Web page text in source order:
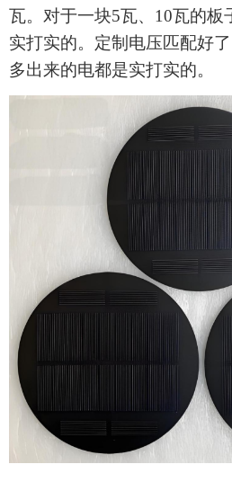
瓦。对于一块5瓦、10瓦的板
实打实的。定制电压匹配好
多出来的电都是实打实的。